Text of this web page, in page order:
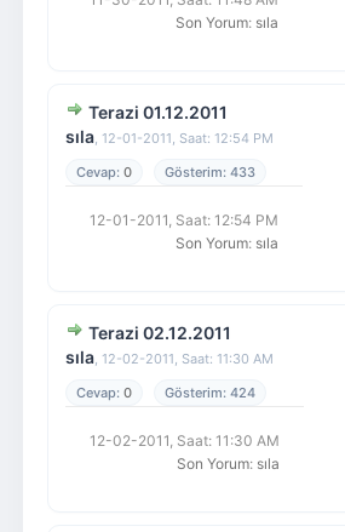
Son Yorum: sıla
Terazi 01.12.2011
sıla, 12-01-2011, Saat: 12:54 PM
0
433
12-01-2011, Saat: 12:54 PM
Son Yorum: sıla
Terazi 02.12.2011
sıla, 12-02-2011, Saat: 11:30 AM
0
424
12-02-2011, Saat: 11:30 AM
Son Yorum: sıla